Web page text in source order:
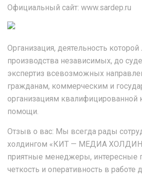
Официальный сайт: www.sardep.ru
Организация, деятельность
производства независимых, до
экспертиз всевозможных
гражданам, коммерческим и
организациям квалифицированной
помощи.
Отзыв о вас: Мы всегда рады
холдингом «КИТ — МЕДИА
приятные менеджеры, интересные
четкость и оперативность в работе